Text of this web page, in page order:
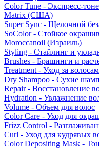
Color Tune - Экспресс-
Matrix (США)
Super Sync - Щелочной
SoColor - Стойкое
Moroccanoil (Израиль)
Styling - Стайлинг и
Brushes - Брашинги и
Treatment - Уход за
Dry Shampoo - Сухие
Repair - Восстановление
Hydration - Увлажнение
Volume - Объем для волос
Color Care - Уход для
Frizz Control -
Curl - Уход для кудрявых
Color Depositing Mask -